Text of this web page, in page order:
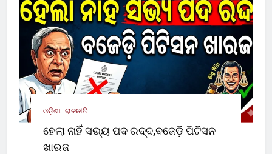
ଓଡ଼ିଶା ରାଜନୀତି
ହେଲା ନାହିଁ ସଭ୍ୟ ପଦ ରଦ୍ଦ,ବଜେଡ଼ି ପିଟିସନ
ଖାରଜ